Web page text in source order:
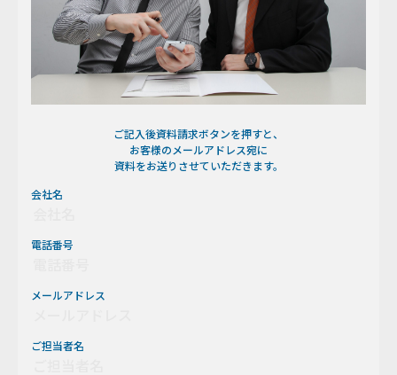
ご記入後資料請求ボタンを押すと、
お客様のメールアドレス宛に
資料をお送りさせていただきます。
会社名
電話番号
メールアドレス
ご担当者名